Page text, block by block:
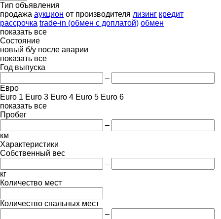
Тип объявления
продажа аукцион от производителя лизинг кредит
рассрочка trade-in (обмен с доплатой) обмен
показать все
Состояние
новый б/у после аварии
показать все
Год выпуска
–
Евро
Euro 1 Euro 3 Euro 4 Euro 5 Euro 6
показать все
Пробег
–
км
Характеристики
Собственный вес
–
кг
Количество мест
Количество спальных мест
–